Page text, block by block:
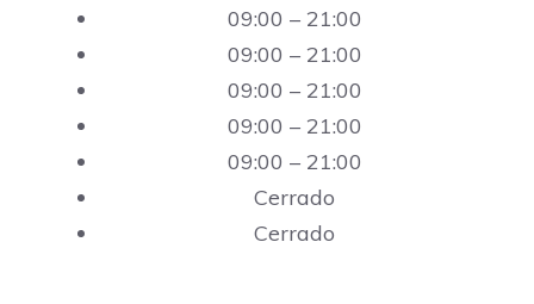
09:00 – 21:00
09:00 – 21:00
09:00 – 21:00
09:00 – 21:00
09:00 – 21:00
Cerrado
Cerrado